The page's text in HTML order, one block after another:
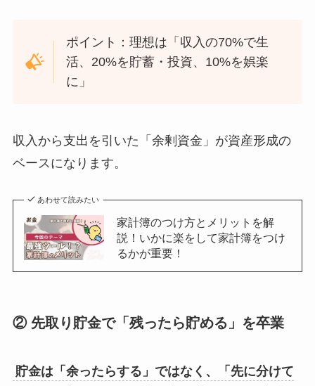
ポイント：理想は「収入の70%で生
活、20%を貯蓄・投資、10%を娯楽
に」
収入から支出を引いた「余剰資金」が資産形成の
ベースになります。
あわせて読みたい
家計簿のつけ方とメリットを解
説！いかに楽をして家計簿をつけ
るかが重要！
② 先取り貯金で「残ったら貯める」を卒業
貯金は「余ったらする」ではなく、「先に分けて